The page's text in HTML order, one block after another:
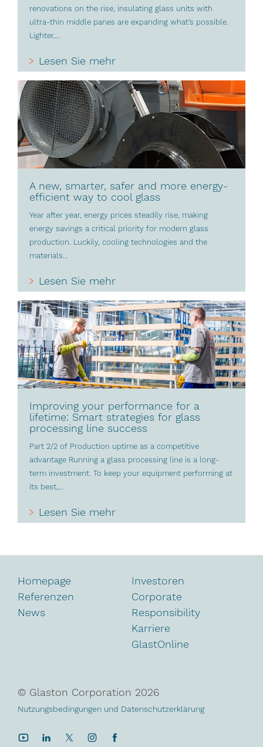
renovations on the rise, insulating glass units with
ultra-thin middle panes are expanding what’s possible.
Lighter,...
Lesen Sie mehr
A new, smarter, safer and more energy-
efficient way to cool glass
Year after year, energy prices steadily rise, making
energy savings a critical priority for modern glass
production. Luckily, cooling technologies and the
materials...
Lesen Sie mehr
Improving your performance for a
lifetime: Smart strategies for glass
processing line success
Part 2/2 of Production uptime as a competitive
advantage Running a glass processing line is a long-
term investment. To keep your equipment performing at
its best,...
Lesen Sie mehr
Homepage
Referenzen
News
Investoren
Corporate
Responsibility
Karriere
GlastOnline
© Glaston Corporation 2026
Nutzungsbedingungen und Datenschutzerklärung
YouTubeLinkedInTwitterInstagram